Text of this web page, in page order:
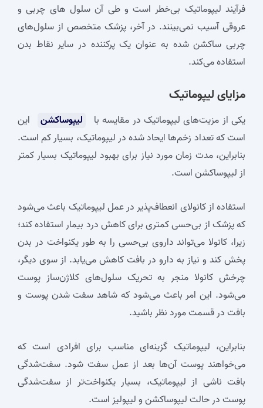
فرآیند لیپوماتیک بی‌خطر است و طی آن سلول‌ ‌های چربی و
عروقی آسیب نمی‌بینند. در آخر، پزشک متخصص از سلول‌های
چربی ساکشن شده به عنوان یک پرکننده در سایر نقاط بدن
استفاده می‌کند.
مزایای لیپوماتیک
یکی از مزیت‌های لیپوماتیک در مقایسه با لیپوساکشن
این
است که تعداد زخم‌ها ایحاد شده در لیپوماتیک، بسیار کم است.
بنابراین، مدت زمان مورد نیاز برای بهبود لیپوماتیک بسیار کمتر
از لیپوساکشن است.
استفاده از کانولای انعطاف‌پذیر در عمل لیپوماتیک باعث می‌شود
که پزشک از بی‌حسی کمتری برای کاهش درد بیمار استفاده کند؛
زیرا، کانولا می‌تواند داروی بی‌حسی را به طور یکنواخت در بدن
پخش کند و نیاز به دارو در بافت کاهش می‌یابد. از سوی دیگر،
چرخش کانولا منجر به تحریک سلول‌های کلاژن‌ساز پوست
می‌شود. این امر باعث می‌شود که شاهد سفت شدن پوست و
بافت در قسمت مورد نظر باشید.
بنابراین، لیپوماتیک گزینه‌ای مناسب برای افرادی است که
می‌خواهند پوست آن‌ها بعد از عمل سفت شود. سفت‌شدگی
بافت ناشی از لیپوماتیک، بسیار یکنواخت‌تر از سفت‌شدگی
پوست در حالت لیپوساکشن و لیپولیز است.